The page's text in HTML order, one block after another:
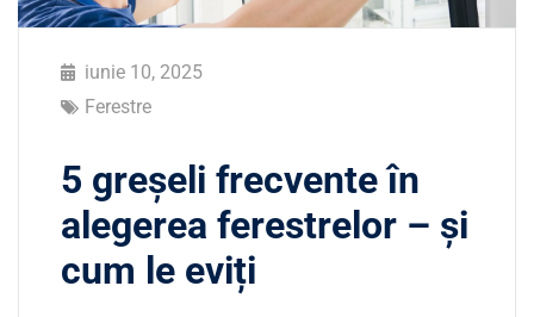
iunie 10, 2025
Ferestre
5 greșeli frecvente în
alegerea ferestrelor – și
cum le eviți